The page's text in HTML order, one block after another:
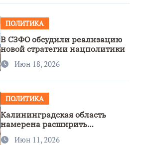
ПОЛИТИКА
В СЗФО обсудили реализацию
новой стратегии нацполитики
Июн 18, 2026
ПОЛИТИКА
Калининградская область
намерена расширить
сотрудничество с Узбекистаном
Июн 11, 2026